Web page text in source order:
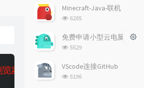
饭碗的彼岸
July
瞬」
伊藤賢治
章
评
Minecraft-Java-联机
浏
次
数:
6285
免费申请小型云电脑
浏
次
5529
VScode连接GitHub
浏
5196